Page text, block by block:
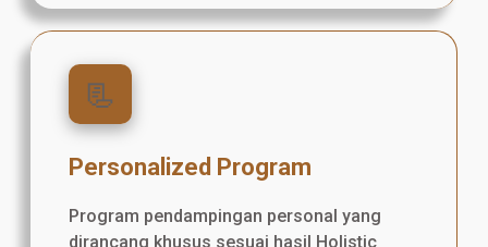
📃
Personalized Program
Program pendampingan personal yang
dirancang khusus sesuai hasil Holistic